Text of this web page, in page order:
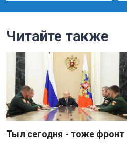
Читайте также
Тыл сегодня - тоже фронт